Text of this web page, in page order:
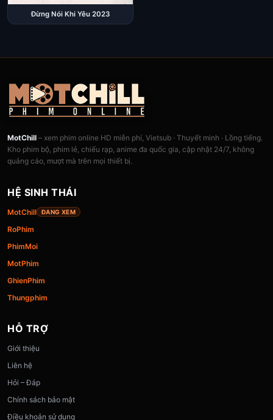
Đừng Nói Khi Yêu 2023
MotChill – xem phim online HD miễn phí, Vietsub · Thuyết minh · Lồng tiếng.
Kho phim bộ, phim lẻ, chiếu rạp, anime đa quốc gia, cập nhật 24/7, không
quảng cáo, mượt mà trên mọi thiết bị.
HỆ SINH THÁI
MotChill ĐANG XEM
RoPhim
PhimMoi
MotPhim
GhienPhim
Thungphim
HỖ TRỢ
Giới thiệu
Liên hệ
Hỏi – Đáp
Chính sách bảo mật
Điều khoản sử dụng